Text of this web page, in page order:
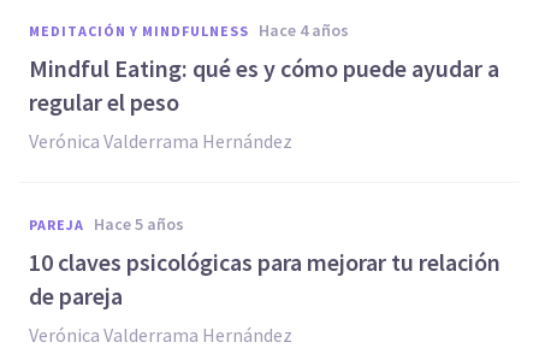
MEDITACIÓN Y MINDFULNESS hace 4 años
Mindful Eating: qué es y cómo puede ayudar a
regular el peso
Verónica Valderrama Hernández
PAREJA hace 5 años
10 claves psicológicas para mejorar tu relación
de pareja
Verónica Valderrama Hernández